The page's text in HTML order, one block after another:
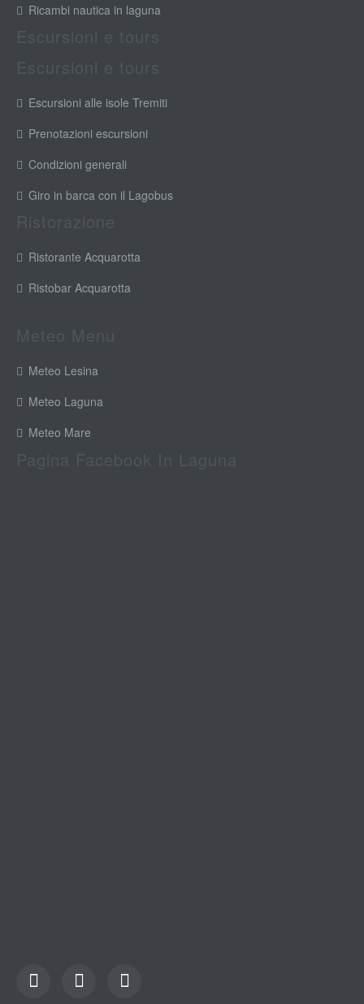
Ricambi nautica in laguna
Escursioni alle isole Tremiti
Prenotazioni escursioni
Condizioni generali
Giro in barca con il Lagobus
Ristorante Acquarotta
Ristobar Acquarotta
Meteo Lesina
Meteo Laguna
Meteo Mare